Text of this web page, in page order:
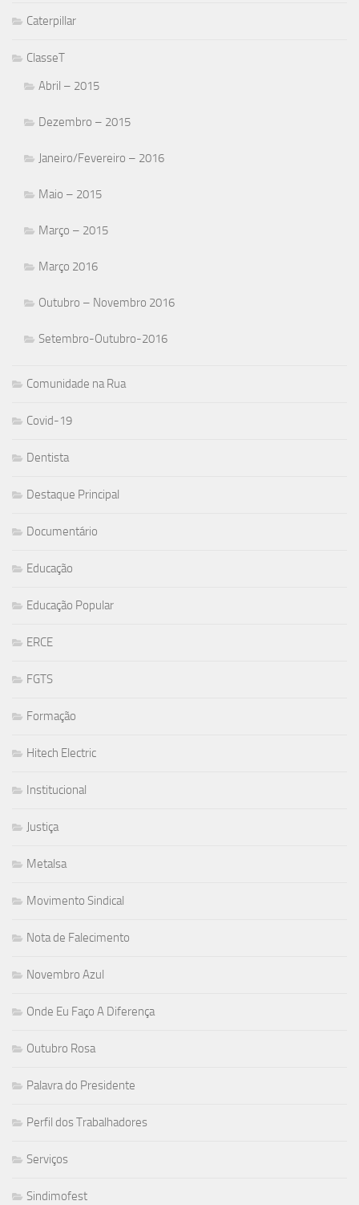
Caterpillar
ClasseT
Abril – 2015
Dezembro – 2015
Janeiro/Fevereiro – 2016
Maio – 2015
Março – 2015
Março 2016
Outubro – Novembro 2016
Setembro-Outubro-2016
Comunidade na Rua
Covid-19
Dentista
Destaque Principal
Documentário
Educação
Educação Popular
ERCE
FGTS
Formação
Hitech Electric
Institucional
Justiça
Metalsa
Movimento Sindical
Nota de Falecimento
Novembro Azul
Onde Eu Faço A Diferença
Outubro Rosa
Palavra do Presidente
Perfil dos Trabalhadores
Serviços
Sindimofest